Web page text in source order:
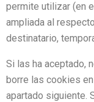
permite utilizar (en
ampliada al
destinatario,
Si las ha aceptado,
borre las cookies
apartado siguiente.